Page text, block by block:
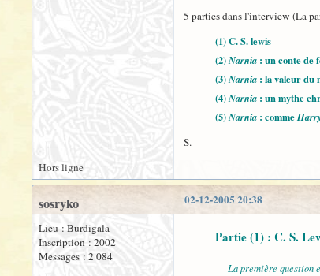
5 parties dans l'interview (La
(1)C. S. lewis
(2)Narnia : un conte de
(3)Narnia : la valeur du
(4)Narnia : un mythe
(5)Narnia : comme
S.
Hors ligne
02-12-2005 20:38
sosryko
Lieu : Burdigala
Inscription : 2002
Messages : 2 084
Partie (1) : C. S.
— La première question